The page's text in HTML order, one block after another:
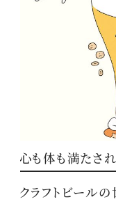
心も体も満たさ
クラフトビール